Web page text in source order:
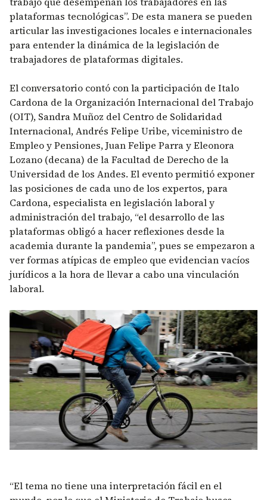
plataformas tecnológicas”. De esta manera se pueden
articular las investigaciones locales e internacionales
para entender la dinámica de la legislación de
trabajadores de plataformas digitales.
El conversatorio contó con la participación de Italo
Cardona de la Organización Internacional del Trabajo
(OIT), Sandra Muñoz del Centro de Solidaridad
Internacional, Andrés Felipe Uribe, viceministro de
Empleo y Pensiones, Juan Felipe Parra y Eleonora
Lozano (decana) de la Facultad de Derecho de la
Universidad de los Andes. El evento permitió exponer
las posiciones de cada uno de los expertos, para
Cardona, especialista en legislación laboral y
administración del trabajo, “el desarrollo de las
plataformas obligó a hacer reflexiones desde la
academia durante la pandemia”, pues se empezaron a
ver formas atípicas de empleo que evidencian vacíos
jurídicos a la hora de llevar a cabo una vinculación
laboral.
“El tema no tiene una interpretación fácil en el